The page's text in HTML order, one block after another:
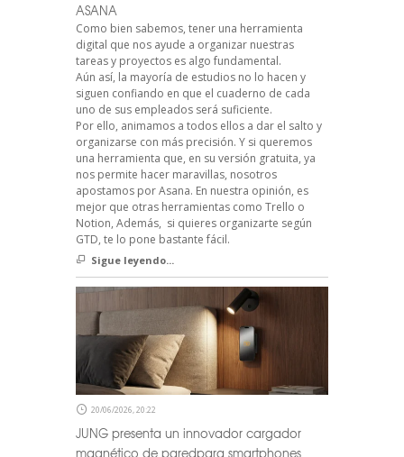
ASANA
Como bien sabemos, tener una herramienta
digital que nos ayude a organizar nuestras
tareas y proyectos es algo fundamental.
Aún así, la mayoría de estudios no lo hacen y
siguen confiando en que el cuaderno de cada
uno de sus empleados será suficiente.
Por ello, animamos a todos ellos a dar el salto y
organizarse con más precisión. Y si queremos
una herramienta que, en su versión gratuita, ya
nos permite hacer maravillas, nosotros
apostamos por Asana. En nuestra opinión, es
mejor que otras herramientas como Trello o
Notion, Además, si quieres organizarte según
GTD, te lo pone bastante fácil.
Sigue leyendo...
20/06/2026, 20:22
JUNG presenta un innovador cargador
magnético de paredpara smartphones